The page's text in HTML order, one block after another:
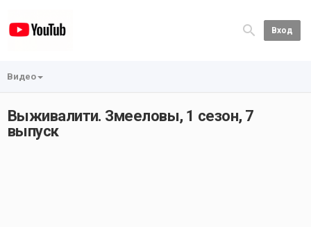
Вход
Видео
Выживалити. Змееловы, 1 сезон, 7
выпуск